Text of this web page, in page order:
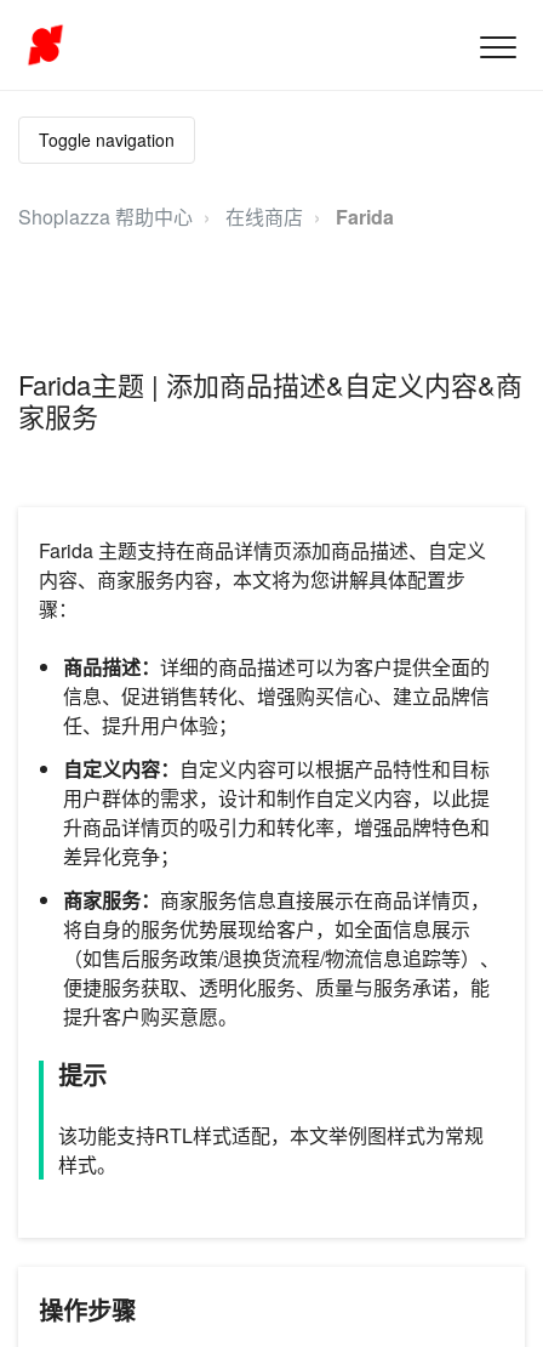
Toggle navigation
Shoplazza 帮助中心 在线商店 Farida
Farida主题 | 添加商品描述&自定义内容&商
家服务
Farida 主题支持在商品详情页添加商品描述、自定义
内容、商家服务内容，本文将为您讲解具体配置步
骤：
商品描述： 详细的商品描述可以为客户提供全面的
信息、促进销售转化、增强购买信心、建立品牌信
任、提升用户体验；
自定义内容： 自定义内容可以根据产品特性和目标
用户群体的需求，设计和制作自定义内容，以此提
升商品详情页的吸引力和转化率，增强品牌特色和
差异化竞争；
商家服务： 商家服务信息直接展示在商品详情页，
将自身的服务优势展现给客户，如全面信息展示
（如售后服务政策/退换货流程/物流信息追踪等）、
便捷服务获取、透明化服务、质量与服务承诺，能
提升客户购买意愿。
提示
该功能支持RTL样式适配，本文举例图样式为常规
样式。
操作步骤